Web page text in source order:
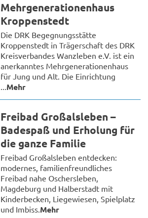
Mehrgenerationenhaus
Kroppenstedt
Die DRK Begegnungsstätte
Kroppenstedt in Trägerschaft des DRK
Kreisverbandes Wanzleben e.V. ist ein
anerkanntes Mehrgenerationenhaus
für Jung und Alt. Die Einrichtung
...Mehr
Freibad Großalsleben –
Badespaß und Erholung für
die ganze Familie
Freibad Großalsleben entdecken:
modernes, familienfreundliches
Freibad nahe Oschersleben,
Magdeburg und Halberstadt mit
Kinderbecken, Liegewiesen, Spielplatz
und Imbiss.Mehr